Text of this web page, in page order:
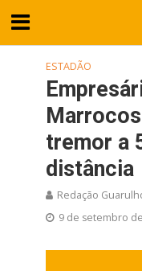
ESTADÃO
tremor a
distância
Redação
9 de setembro